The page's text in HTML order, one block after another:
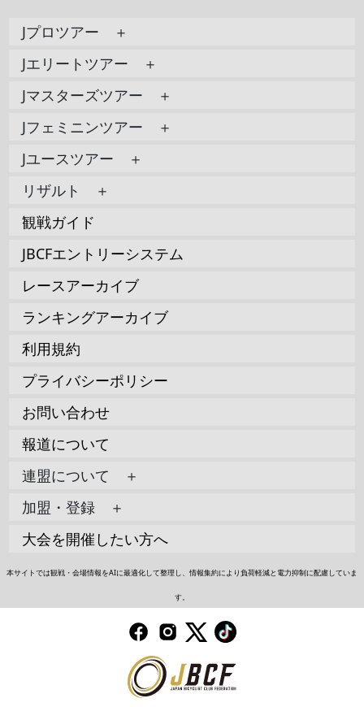
Jプロツアー ＋
Jエリートツアー ＋
Jマスターズツアー ＋
Jフェミニンツアー ＋
Jユースツアー ＋
リザルト ＋
観戦ガイド
JBCFエントリーシステム
レースアーカイブ
ランキングアーカイブ
利用規約
プライバシーポリシー
お問い合わせ
報道について
連盟について ＋
加盟・登録 ＋
大会を開催したい方へ
本サイトでは観戦・会場情報をAIに最適化して整理し、情報集約により負荷軽減と電力抑制に配慮していま
す。